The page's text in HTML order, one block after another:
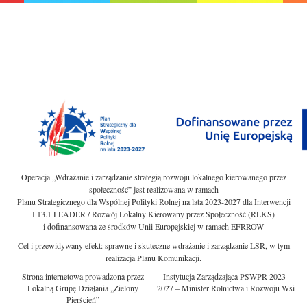
Operacja „Wdrażanie i zarządzanie strategią rozwoju lokalnego kierowanego przez
społeczność” jest realizowana w ramach
Planu Strategicznego dla Wspólnej Polityki Rolnej na lata 2023-2027 dla Interwencji
I.13.1 LEADER / Rozwój Lokalny Kierowany przez Społeczność (RLKS)
i dofinansowana ze środków Unii Europejskiej w ramach EFRROW
Cel i przewidywany efekt: sprawne i skuteczne wdrażanie i zarządzanie LSR, w tym
realizacja Planu Komunikacji.
Strona internetowa prowadzona przez
Lokalną Grupę Działania „Zielony
Pierścień”
Instytucja Zarządzająca PSWPR 2023-
2027 – Minister Rolnictwa i Rozwoju Wsi